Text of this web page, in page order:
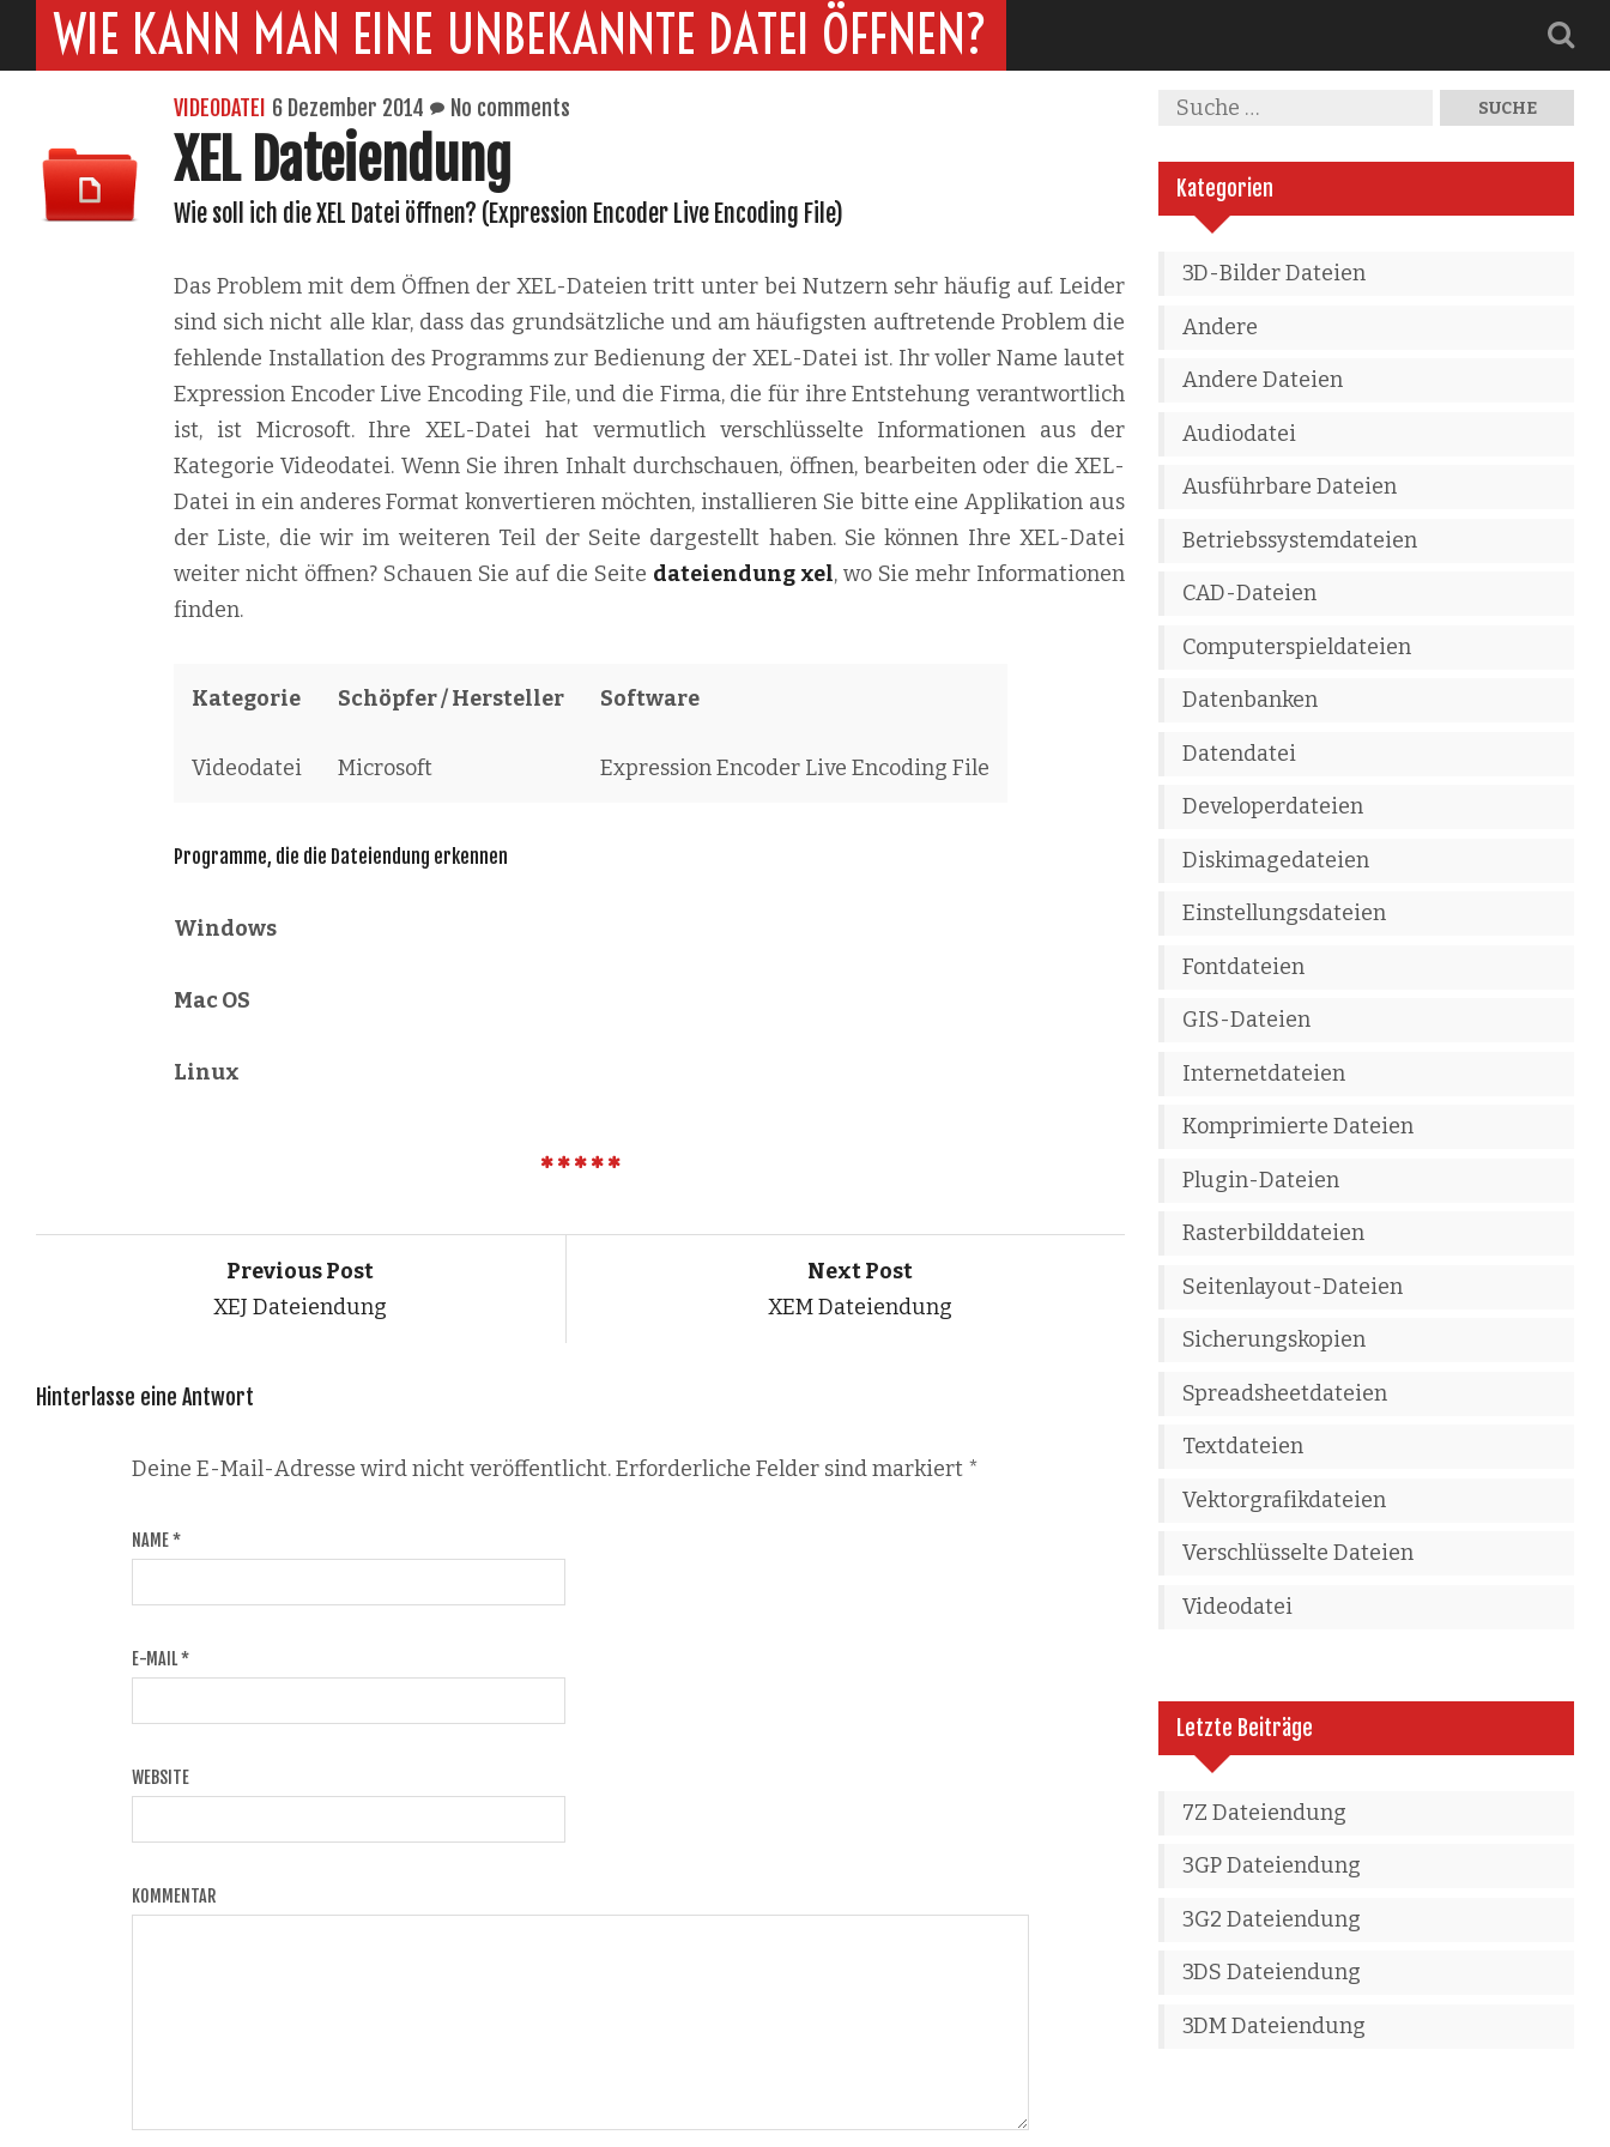
WIE KANN MAN EINE UNBEKANNTE DATEI ÖFFNEN?
VIDEODATEI 6 Dezember 2014 No comments
XEL Dateiendung
Wie soll ich die XEL Datei öffnen? (Expression Encoder Live Encoding File)
Das Problem mit dem Öffnen der XEL-Dateien tritt unter bei Nutzern sehr häufig auf. Leider
sind sich nicht alle klar, dass das grundsätzliche und am häufigsten auftretende Problem die
fehlende Installation des Programms zur Bedienung der XEL-Datei ist. Ihr voller Name lautet
Expression Encoder Live Encoding File, und die Firma, die für ihre Entstehung verantwortlich
ist, ist Microsoft. Ihre XEL-Datei hat vermutlich verschlüsselte Informationen aus der
Kategorie Videodatei. Wenn Sie ihren Inhalt durchschauen, öffnen, bearbeiten oder die XEL-
Datei in ein anderes Format konvertieren möchten, installieren Sie bitte eine Applikation aus
der Liste, die wir im weiteren Teil der Seite dargestellt haben. Sie können Ihre XEL-Datei
weiter nicht öffnen? Schauen Sie auf die Seite dateiendung xel, wo Sie mehr Informationen
finden.
Kategorie Schöpfer / Hersteller Software
Videodatei Microsoft Expression Encoder Live Encoding File
Programme, die die Dateiendung erkennen
Windows
Mac OS
Linux
Previous Post
XEJ Dateiendung
Next Post
XEM Dateiendung
Hinterlasse eine Antwort
Deine E-Mail-Adresse wird nicht veröffentlicht. Erforderliche Felder sind markiert *
NAME*
E-MAIL*
WEBSITE
KOMMENTAR
Kategorien
3D-Bilder Dateien
Andere
Andere Dateien
Audiodatei
Ausführbare Dateien
Betriebssystemdateien
CAD-Dateien
Computerspieldateien
Datenbanken
Datendatei
Developerdateien
Diskimagedateien
Einstellungsdateien
Fontdateien
GIS-Dateien
Internetdateien
Komprimierte Dateien
Plugin-Dateien
Rasterbilddateien
Seitenlayout-Dateien
Sicherungskopien
Spreadsheetdateien
Textdateien
Vektorgrafikdateien
Verschlüsselte Dateien
Videodatei
Letzte Beiträge
7Z Dateiendung
3GP Dateiendung
3G2 Dateiendung
3DS Dateiendung
3DM Dateiendung